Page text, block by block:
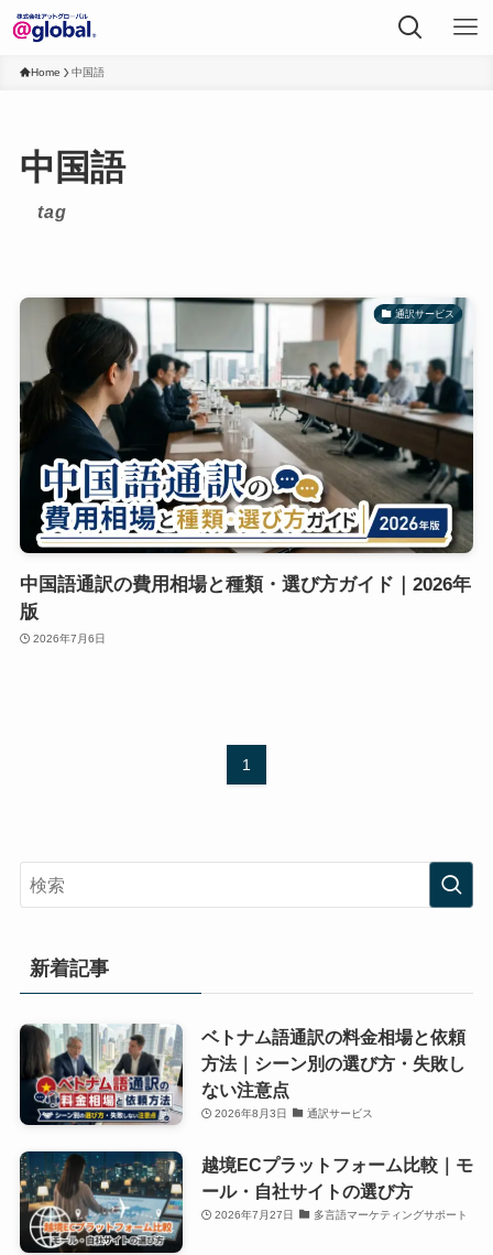
Home 中国語
中国語
tag
通訳サービス
中国語通訳の費用相場と種類・選び方ガイド｜2026年
版
2026年7月6日
1
新着記事
ベトナム語通訳の料金相場と依頼
方法｜シーン別の選び方・失敗し
ない注意点
2026年8月3日 通訳サービス
越境ECプラットフォーム比較｜モ
ール・自社サイトの選び方
2026年7月27日 多言語マーケティングサポート